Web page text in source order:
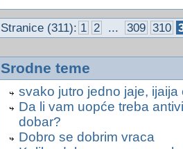
Stranice (311): 1 2 ... 309 310
Srodne teme
svako jutro jedno jaje, ijaija
Da li vam uopće treba
dobar?
Dobro se dobrim vraca